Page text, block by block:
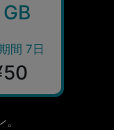
GB
間 7日